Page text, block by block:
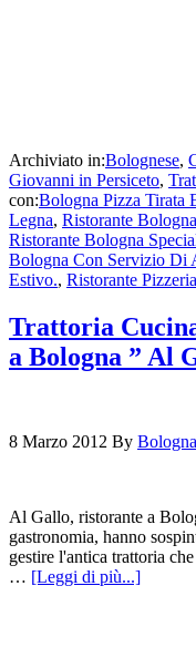
Archiviato in:Bolognese,
Giovanni in Persiceto,
con:Bologna Pizza Tirata
Legna, Ristorante
Ristorante Bologna
Bologna Con Servizio Di
Estivo., Ristorante
Trattoria
a Bologna ” Al
8 Marzo 2012 By
Al Gallo, ristorante a
gastronomia, hanno
gestire l'antica trattoria
… [Leggi di più...]